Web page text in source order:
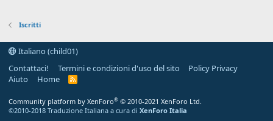
Iscritti
Italiano (child01)
Contattaci!
Termini e condizioni d'uso del sito
Policy Privacy
Aiuto
Home
R
Community platform by XenForo® © 2010-2021 XenForo Ltd.
©2010-2018 Traduzione Italiana a cura di XenForo Italia